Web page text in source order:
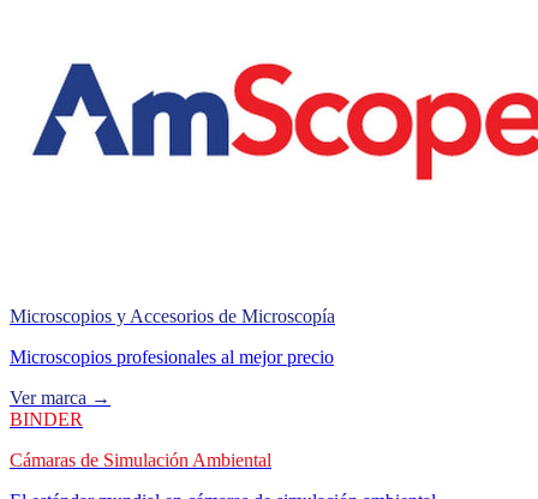
Microscopios y Accesorios de Microscopía
Microscopios profesionales al mejor precio
Ver marca →
BINDER
Cámaras de Simulación Ambiental